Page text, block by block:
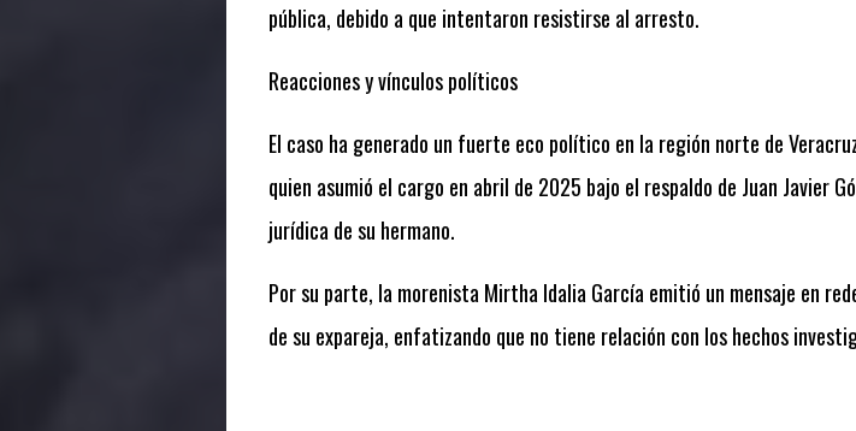
pública, debido a que intentaron resistirse al arresto.
Reacciones y vínculos políticos
El caso ha generado un fuerte eco político en la región norte de
quien asumió el cargo en abril de 2025 bajo el respaldo de Juan Javier
jurídica de su hermano.
Por su parte, la morenista Mirtha Idalia García emitió un mensaje en
de su expareja, enfatizando que no tiene relación con los hechos